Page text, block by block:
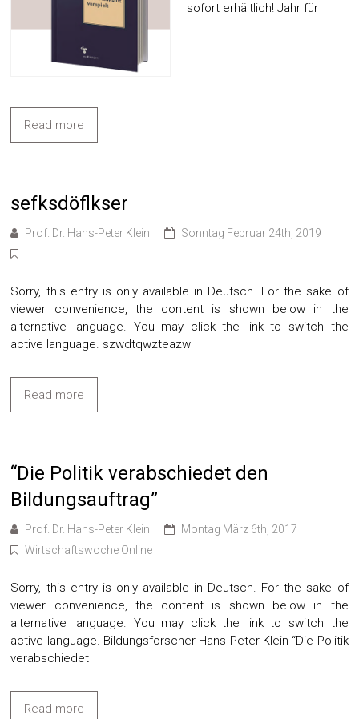
sofort erhältlich! Jahr für
Read more
sefksdöflkser
Prof. Dr. Hans-Peter Klein Sonntag Februar 24th, 2019
Sorry, this entry is only available in Deutsch. For the sake of
viewer convenience, the content is shown below in the
alternative language. You may click the link to switch the
active language. szwdtqwzteazw
Read more
“Die Politik verabschiedet den
Bildungsauftrag”
Prof. Dr. Hans-Peter Klein
Montag März 6th, 2017
Wirtschaftswoche Online
Sorry, this entry is only available in Deutsch. For the sake of
viewer convenience, the content is shown below in the
alternative language. You may click the link to switch the
active language. Bildungsforscher Hans Peter Klein “Die Politik
verabschiedet
Read more